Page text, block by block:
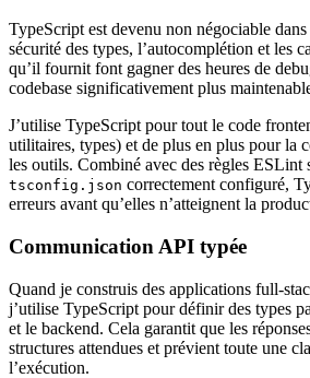
TypeScript est devenu non négociable
sécurité des types, l’autocomplétion et les
qu’il fournit font gagner des heures de
codebase significativement plus
J’utilise TypeScript pour tout le code
utilitaires, types) et de plus en plus pour la
les outils. Combiné avec des règles ESLint
tsconfig.json correctement configuré,
erreurs avant qu’elles n’atteignent la
Communication API typée
Quand je construis des applications full-
j’utilise TypeScript pour définir des types
et le backend. Cela garantit que les
structures attendues et prévient toute une
l’exécution.